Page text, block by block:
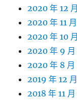
2020 年 12 月
2020 年 11 月
2020 年 10 月
2020 年 9 月
2020 年 8 月
2019 年 12 月
2018 年 11 月